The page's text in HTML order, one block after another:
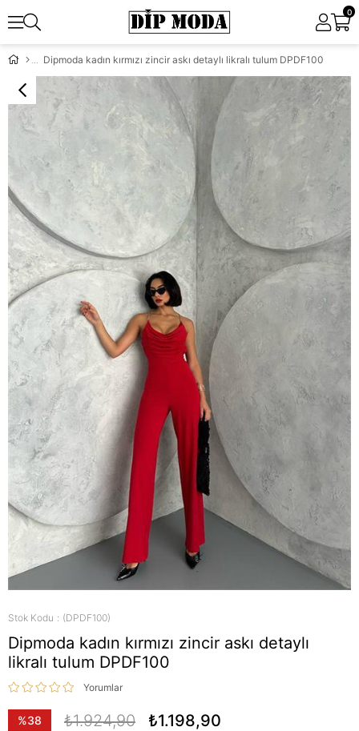
0
Dipmoda kadın kırmızı zincir askı detaylı likralı tulum DPDF100
Stok Kodu (DPDF100)
Dipmoda kadın kırmızı zincir askı detaylı
likralı tulum DPDF100
Yorumlar
%38
₺1.924,90 ₺1.198,90